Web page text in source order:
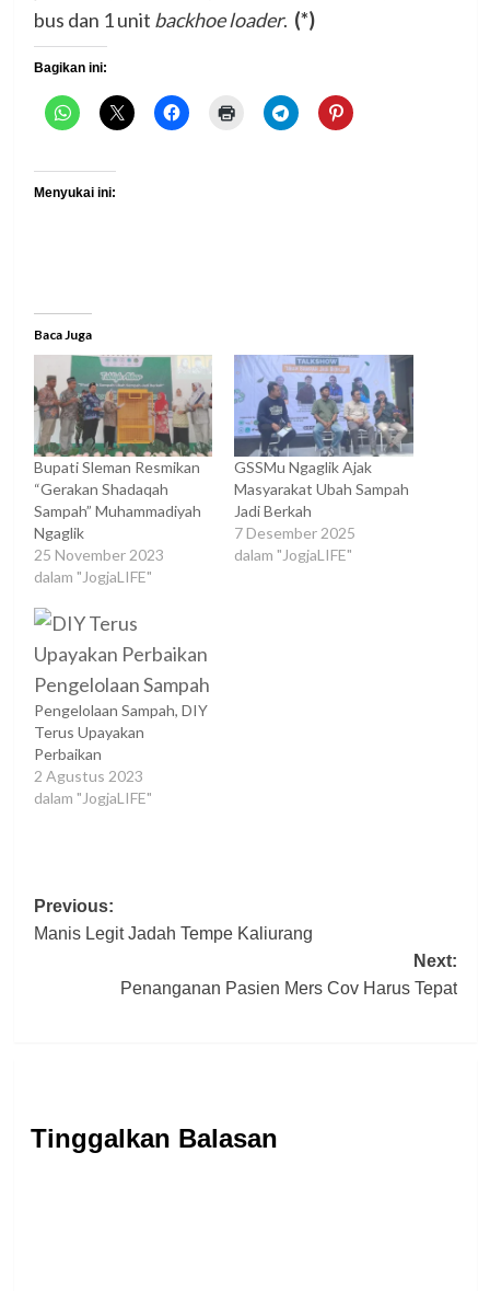
bus dan 1 unit backhoe loader. (*)
Bagikan ini:
Menyukai ini:
Baca Juga
Bupati Sleman Resmikan
“Gerakan Shadaqah
Sampah” Muhammadiyah
Ngaglik
25 November 2023
dalam "JogjaLIFE"
GSSMu Ngaglik Ajak
Masyarakat Ubah Sampah
Jadi Berkah
7 Desember 2025
dalam "JogjaLIFE"
Pengelolaan Sampah, DIY
Terus Upayakan
Perbaikan
2 Agustus 2023
dalam "JogjaLIFE"
Post
navigation
Previous:
Manis Legit Jadah Tempe Kaliurang
Next:
Penanganan Pasien Mers Cov Harus Tepat
Tinggalkan Balasan